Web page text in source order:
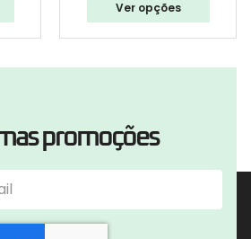
Ver opções
promoções